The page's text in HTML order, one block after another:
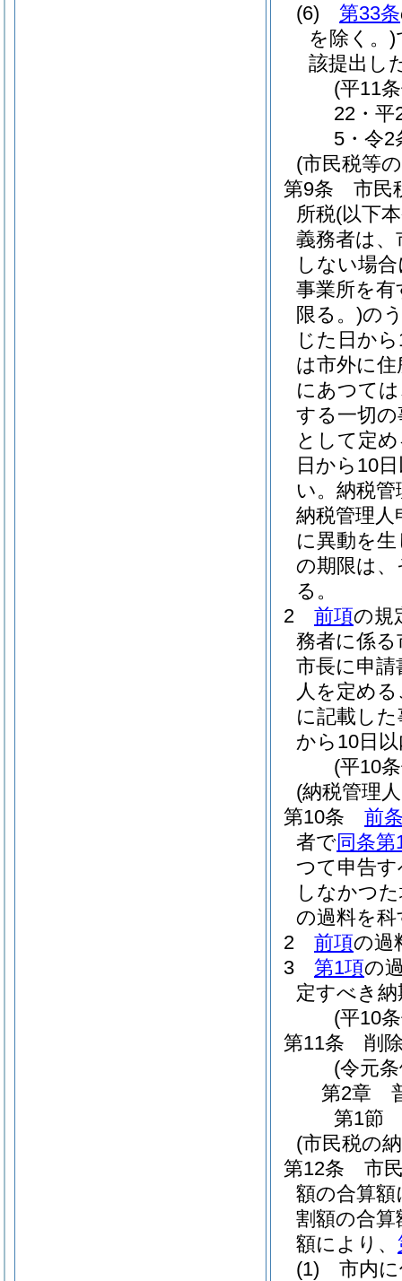
(6)
第33条
を除く。)
該提出し
(平11
22・平
5・令2
(市民税等
第9条
市民
所税(以下
義務者は、
しない場
事業所を有
限る。)の
じた日か
は市外に
にあつて
する一切
として定
日から10
い。 納税
納税管理人
に異動を
の期限は
る。
2
前項の規
務者に係
市長に申
人を定め
に記載し
から10日
(平10
(納税管理
第10条
前
者で同条第
つて申告
しなかつ
の過料を
2
前項の過
3
第1項の
定すべき
(平10
第11条
削
(令元
第2章
第1節
(市民税の
第12条
市
額の合算
割額の合
額により、
(1)
市内